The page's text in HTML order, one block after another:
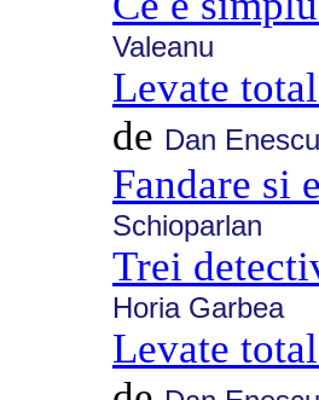
Valeanu
Levate
de Dan Enescu
Fandare si
Schioparlan
Trei
Horia Garbea
Levate